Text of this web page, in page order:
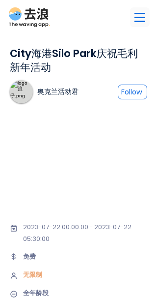
City海港Silo Park庆祝毛利
新年活动
奥克兰活动君 Follow
2023-07-22 00:00:00 - 2023-07-22
05:30:00
免费
无限制
全年龄段